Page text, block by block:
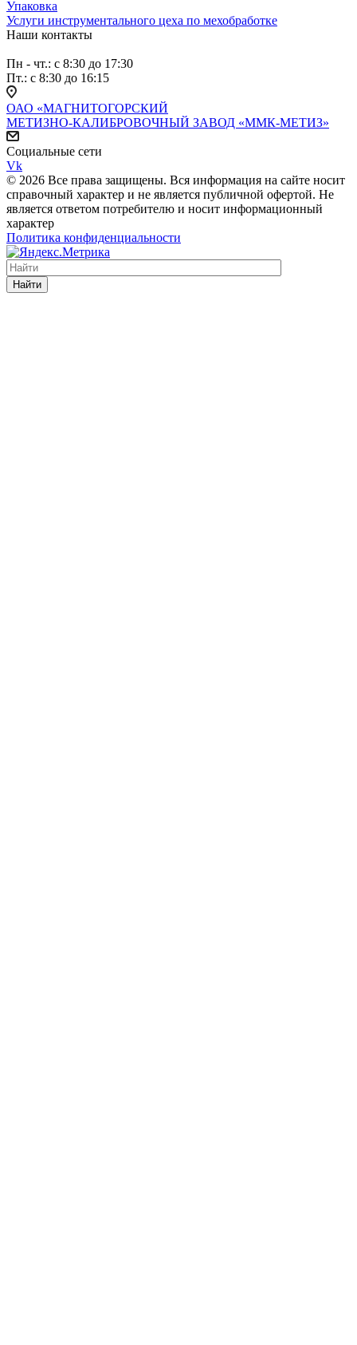
Упаковка
Услуги инструментального цеха по мехобработке
Наши контакты
Пн - чт.: с 8:30 до 17:30
Пт.: с 8:30 до 16:15
ОАО «МАГНИТОГОРСКИЙ
МЕТИЗНО-КАЛИБРОВОЧНЫЙ ЗАВОД «ММК-МЕТИЗ»
Социальные сети
Vk
© 2026 Все права защищены. Вся информация на сайте носит
справочный характер и не является публичной офертой. Не
является ответом потребителю и носит информационный
характер
Политика конфиденциальности
Найти